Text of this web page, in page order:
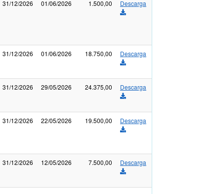
31/12/2026 01/06/2026 1.500,00 Descarga
31/12/2026 01/06/2026 18.750,00 Descarga
31/12/2026 29/05/2026 24.375,00 Descarga
31/12/2026 22/05/2026 19.500,00 Descarga
31/12/2026 12/05/2026 7.500,00 Descarga